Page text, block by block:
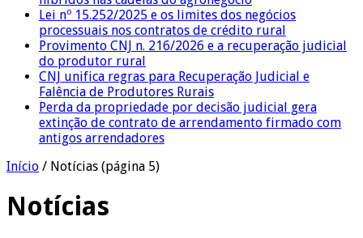
Lei nº 15.252/2025 e os limites dos negócios
processuais nos contratos de crédito rural
Provimento CNJ n. 216/2026 e a recuperação judicial
do produtor rural
CNJ unifica regras para Recuperação Judicial e
Falência de Produtores Rurais
Perda da propriedade por decisão judicial gera
extinção de contrato de arrendamento firmado com
antigos arrendadores
Início / Notícias (página 5)
Notícias